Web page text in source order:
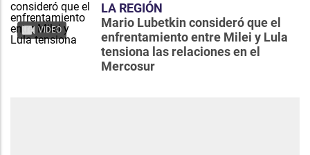
VIDEO
LA REGIÓN
Mario Lubetkin consideró que el
enfrentamiento entre Milei y Lula
tensiona las relaciones en el
Mercosur